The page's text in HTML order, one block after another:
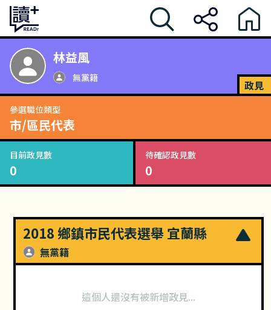
林益風
無黨籍
政見
參選職位類型
市/區民代表
目前政見數
0
待確認政見數
0
2018 鄉鎮市民代表選舉 宜蘭縣
無黨籍
這個人還沒有被新增政見...